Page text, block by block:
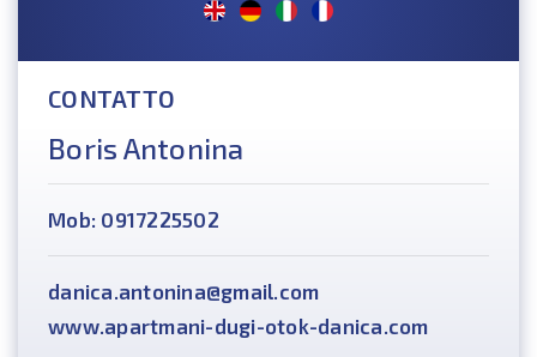
CONTATTO
Boris Antonina
Mob: 0917225502
danica.antonina@gmail.com
www.apartmani-dugi-otok-danica.com